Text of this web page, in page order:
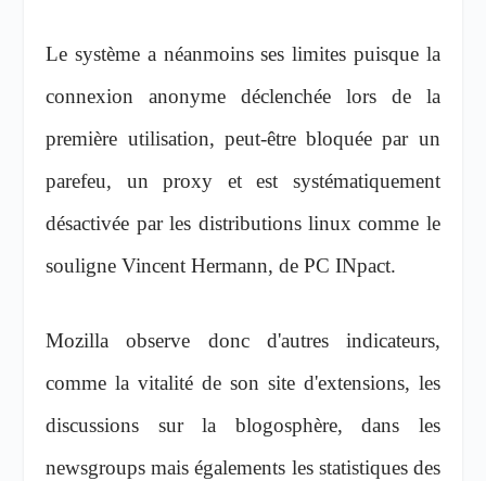
Le système a néanmoins ses limites puisque la
connexion anonyme déclenchée lors de la
première utilisation, peut-être bloquée par un
parefeu, un proxy et est systématiquement
désactivée par les distributions linux comme le
souligne Vincent Hermann, de PC INpact.
Mozilla observe donc d'autres indicateurs,
comme la vitalité de son site d'extensions, les
discussions sur la blogosphère, dans les
newsgroups mais égalements les statistiques des